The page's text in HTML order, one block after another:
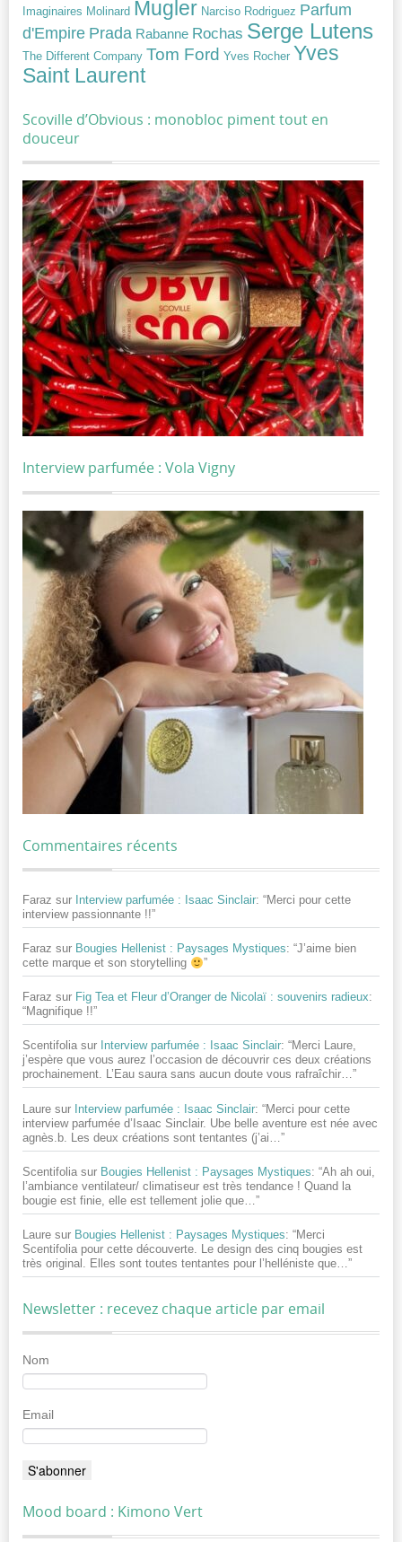
Imaginaires Molinard Mugler Narciso Rodriguez Parfum
d'Empire Prada Rabanne Rochas Serge Lutens
The Different Company Tom Ford Yves Rocher Yves
Saint Laurent
Scoville d’Obvious : monobloc piment tout en
douceur
Interview parfumée : Vola Vigny
Commentaires récents
Faraz sur Interview parfumée : Isaac Sinclair: “Merci pour cette
interview passionnante !!”
Faraz sur Bougies Hellenist : Paysages Mystiques: “J’aime bien
cette marque et son storytelling
”
Faraz sur Fig Tea et Fleur d’Oranger de Nicolaï : souvenirs radieux:
“Magnifique !!”
Scentifolia sur Interview parfumée : Isaac Sinclair: “Merci Laure,
j’espère que vous aurez l’occasion de découvrir ces deux créations
prochainement. L’Eau saura sans aucun doute vous rafraîchir…”
Laure sur Interview parfumée : Isaac Sinclair: “Merci pour cette
interview parfumée d’Isaac Sinclair. Ube belle aventure est née avec
agnès.b. Les deux créations sont tentantes (j’ai… ”
Scentifolia sur Bougies Hellenist : Paysages Mystiques: “Ah ah oui,
l’ambiance ventilateur/ climatiseur est très tendance ! Quand la
bougie est finie, elle est tellement jolie que… ”
Laure sur Bougies Hellenist : Paysages Mystiques: “Merci
Scentifolia pour cette découverte. Le design des cinq bougies est
très original. Elles sont toutes tentantes pour l’helléniste que… ”
Newsletter : recevez chaque article par email
Nom
Email
Mood board : Kimono Vert